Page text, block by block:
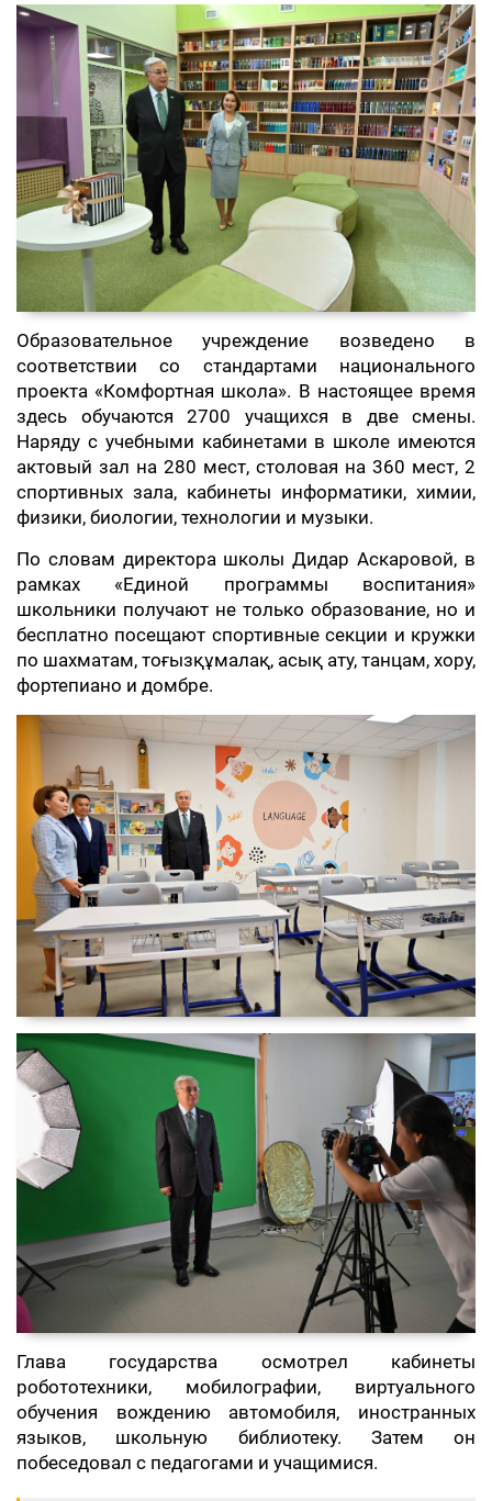
Образовательное учреждение возведено в
соответствии со стандартами национального
проекта «Комфортная школа». В настоящее время
здесь обучаются 2700 учащихся в две смены.
Наряду с учебными кабинетами в школе имеются
актовый зал на 280 мест, столовая на 360 мест, 2
спортивных зала, кабинеты информатики, химии,
физики, биологии, технологии и музыки.
По словам директора школы Дидар Аскаровой, в
рамках «Единой программы воспитания»
школьники получают не только образование, но и
бесплатно посещают спортивные секции и кружки
по шахматам, тоғызқұмалақ, асық ату, танцам, хору,
фортепиано и домбре.
Глава государства осмотрел кабинеты
робототехники, мобилографии, виртуального
обучения вождению автомобиля, иностранных
языков, школьную библиотеку. Затем он
побеседовал с педагогами и учащимися.